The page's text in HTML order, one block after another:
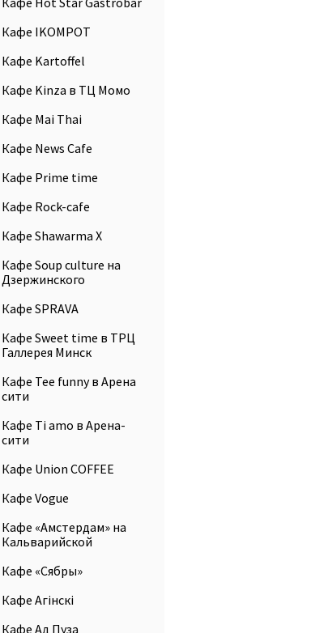
Кафе IKOMPOT
Кафе Kartoffel
Кафе Kinza в ТЦ Момо
Кафе Mai Thai
Кафе News Cafe
Кафе Prime time
Кафе Rock-cafe
Кафе Shawarma X
Кафе Soup culture на
Дзержинского
Кафе SPRAVA
Кафе Sweet time в ТРЦ
Галлерея Минск
Кафе Tee funny в Арена
сити
Кафе Ti amo в Арена-
сити
Кафе Union COFFEE
Кафе Vogue
Кафе «Амстердам» на
Кальварийской
Кафе «Сябры»
Кафе Агiнскi
Кафе Ад Пуза